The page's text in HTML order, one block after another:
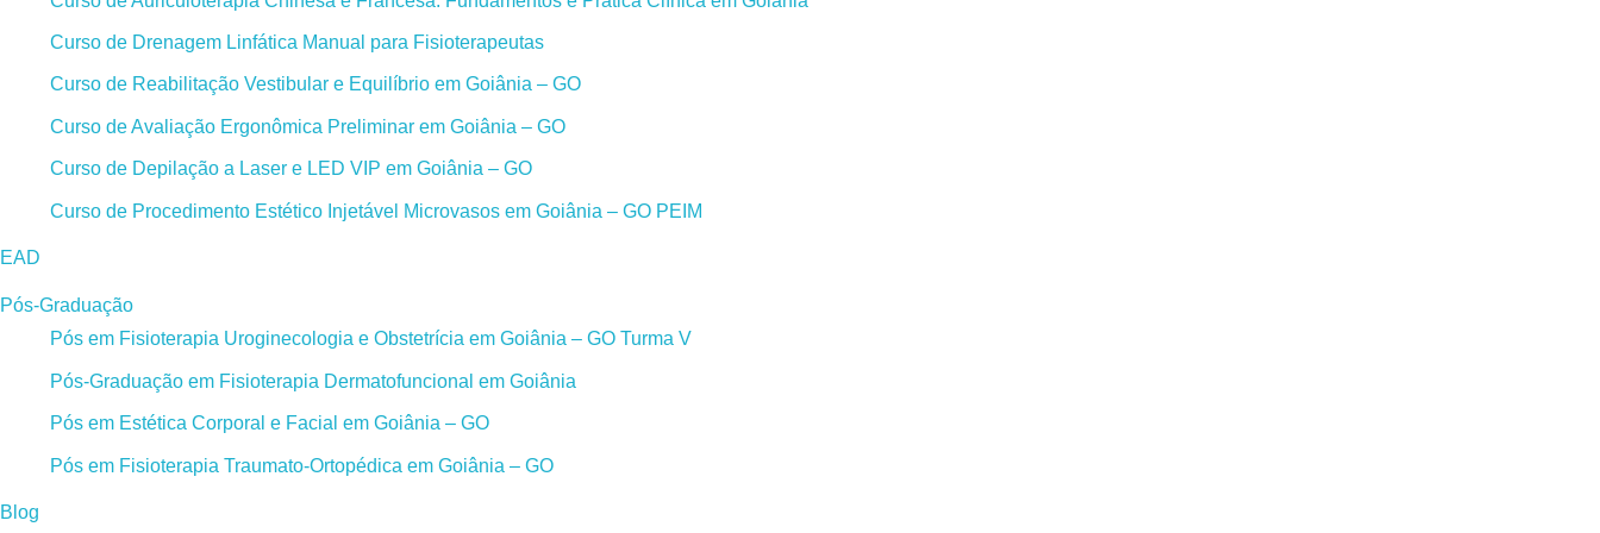
Curso de Drenagem Linfática Manual para Fisioterapeutas
Curso de Reabilitação Vestibular e Equilíbrio em Goiânia – GO
Curso de Avaliação Ergonômica Preliminar em Goiânia – GO
Curso de Depilação a Laser e LED VIP em Goiânia – GO
Curso de Procedimento Estético Injetável Microvasos em Goiânia – GO PEIM
EAD
Pós-Graduação
Pós em Fisioterapia Uroginecologia e Obstetrícia em Goiânia – GO Turma V
Pós-Graduação em Fisioterapia Dermatofuncional em Goiânia
Pós em Estética Corporal e Facial em Goiânia – GO
Pós em Fisioterapia Traumato-Ortopédica em Goiânia – GO
Blog